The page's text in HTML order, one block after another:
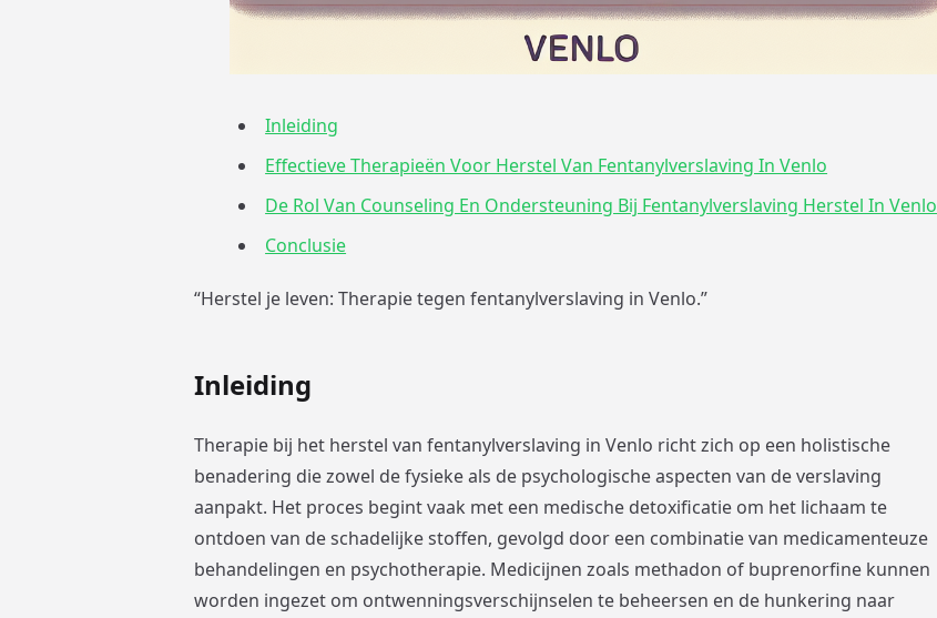
Inleiding
Effectieve Therapieën Voor Herstel Van Fentanylverslaving In Venlo
De Rol Van Counseling En Ondersteuning Bij Fentanylverslaving Herstel In Venlo
Conclusie
“Herstel je leven: Therapie tegen fentanylverslaving in Venlo.”
Inleiding
Therapie bij het herstel van fentanylverslaving in Venlo richt zich op een holistische
benadering die zowel de fysieke als de psychologische aspecten van de verslaving
aanpakt. Het proces begint vaak met een medische detoxificatie om het lichaam te
ontdoen van de schadelijke stoffen, gevolgd door een combinatie van medicamenteuze
behandelingen en psychotherapie. Medicijnen zoals methadon of buprenorfine kunnen
worden ingezet om ontwenningsverschijnselen te beheersen en de hunkering naar